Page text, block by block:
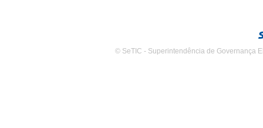
© SeTIC - Superintendência de Governança